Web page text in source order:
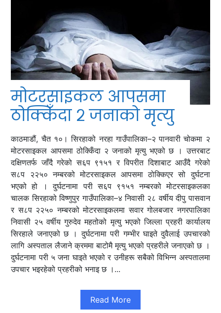
मोटरसाइकल आपसमा
ठोक्किँदा २ जनाको मृत्यु
काठमाडौं, चैत १०। सिरहाको नरहा गाउँपालिका–२ पानवारी चोकमा २
मोटरसाइकल आपसमा ठोक्किँदा २ जनाको मृत्यु भएको छ । उत्तरबाट
दक्षिणतर्फ जाँदै गरेको स६प ९१५१ र विपरीत दिशाबाट आउँदै गरेको
स८प २२५० नम्बरको मोटरसाइकल आपसमा ठोक्किएर सो दुर्घटना
भएको हो । दुर्घटनामा परी स६प ९१५१ नम्बरको मोटरसाइकलका
चालक सिरहाको विष्णुपुर गाउँपालिका–४ निवासी २८ वर्षीय दीपु पासवान
र स८प २२५० नम्बरको मोटरसाइकलमा सवार गोलबजार नगरपालिका
निवासी २५ वर्षीय गुरुदेव महतोको मृत्यु भएको जिल्ला प्रहरी कार्यालय
सिरहाले जनाएको छ । दुर्घटनामा परी गम्भीर घाइते दुवैलाई उपचारको
लागि अस्पताल लैजाने क्रममा बाटोमै मृत्यु भएको प्रहरीले जनाएको छ ।
दुर्घटनामा परी ५ जना घाइते भएको र उनीहरू सबैको विभिन्न अस्पतालमा
उपचार भइरहेको प्रहरीको भनाइ छ ।...
Read More